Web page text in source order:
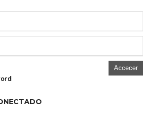
Accecer